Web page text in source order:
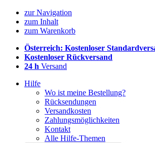
zur Navigation
zum Inhalt
zum Warenkorb
Österreich: Kostenloser
Kostenloser Rückversand
24 h Versand
Hilfe
Wo ist meine Bestellung?
Rücksendungen
Versandkosten
Zahlungsmöglichkeiten
Kontakt
Alle Hilfe-Themen